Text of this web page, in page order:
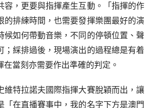
容，更要與指揮產生互動。「指揮的作
的排練時間，也需要發揮樂團最好的演
候如何帶動音樂，不同的停頓位置、聲
；綵排過後，現場演出的過程總是有着
在當刻亦需要作出準確的判定。
維特拉諾夫國際指揮大賽脫穎而出，讓
「在直播賽事中，我的名字下方是澳門